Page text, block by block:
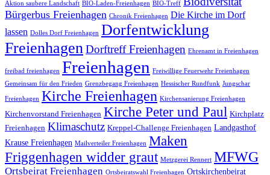
Aktion saubere Landschaft BIO-Laden-Freienhagen BIO-Treff
Bürgerbus Freienhagen Chronik Freienhagen Die Kirche im Dorf
lassen Dolles Dorf Freienhagen Dorfentwicklung
FreienhagenDorftreff Freienhagen Ehrenamt in Freienhagen
freibad freienhagen Freienhagen Freiwillige Feuerwehr Freienhagen
Gemeinsam für den Frieden Grenzbegang Freienhagen Hessischer Rundfunk Jungschar
Freienhagen Kirche Freienhagen Kirchensanierung Freienhagen
Kirchenvorstand Freienhagen Kirche Peter und Paul Kirchplatz
Freienhagen Klimaschutz Kreppel-Challenge Freienhagen Landgasthof
Krause Freienhagen Mailverteiler Freienhagen Maken
Friggenhagen widder graut Metzgerei Rennert MFWG
Ortsbeirat Freienhagen Ortsbeiratswahl Freienhagen Ortskirchenbeirat